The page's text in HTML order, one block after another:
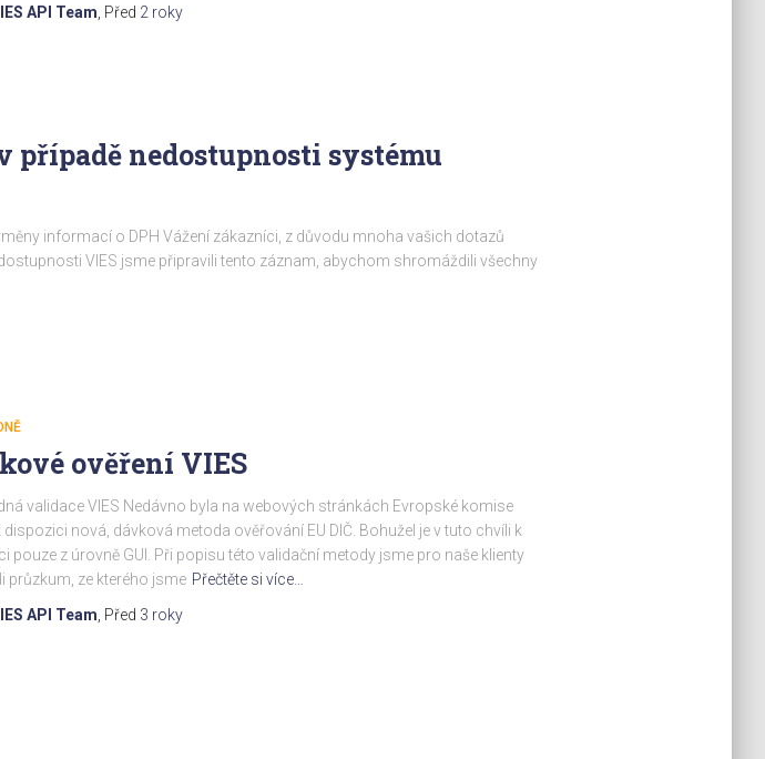
API Team , Před 2 roky
případě nedostupnosti systému
informací o DPH Vážení zákazníci, z důvodu mnoha vašich dotazů
VIES jsme připravili tento záznam, abychom shromáždili všechny
ověření VIES
validace VIES Nedávno byla na webových stránkách Evropské komise
dispozici nová, dávková metoda ověřování EU DIČ. Bohužel je v tuto chvíli k
pouze z úrovně GUI. Při popisu této validační metody jsme pro naše klienty
průzkum, ze kterého jsme Přečtěte si více…
API Team , Před 3 roky